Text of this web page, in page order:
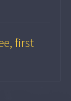
first